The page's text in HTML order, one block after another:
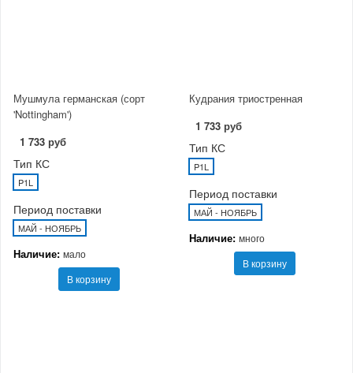
Мушмула германская (сорт
'Nottingham')
1 733 руб
Тип КС
P1L
Период поставки
МАЙ - НОЯБРЬ
Наличие: мало
В корзину
Кудрания триостренная
1 733 руб
Тип КС
P1L
Период поставки
МАЙ - НОЯБРЬ
Наличие: много
В корзину